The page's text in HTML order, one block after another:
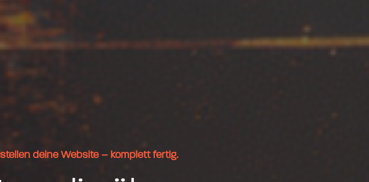
deine Website – komplett fertig.